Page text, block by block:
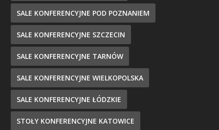
SALE KONFERENCYJNE POD POZNANIEM
SALE KONFERENCYJNE SZCZECIN
SALE KONFERENCYJNE TARNÓW
SALE KONFERENCYJNE WIELKOPOLSKA
SALE KONFERENCYJNE ŁÓDZKIE
STOŁY KONFERENCYJNE KATOWICE